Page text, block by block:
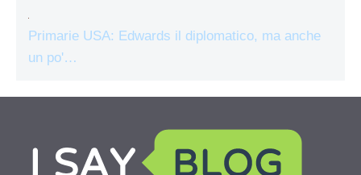
Primarie USA: Edwards il diplomatico, ma anche
un po'…